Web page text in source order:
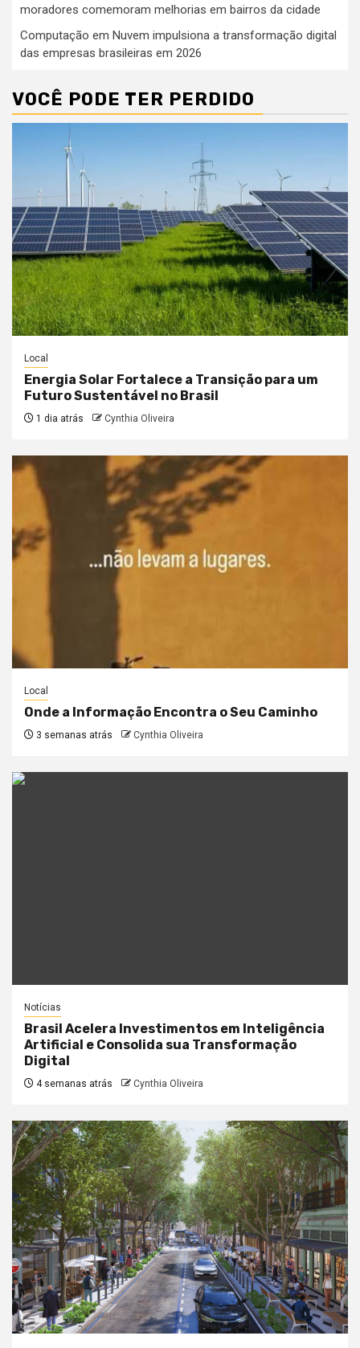
moradores comemoram melhorias em bairros da cidade
Computação em Nuvem impulsiona a transformação digital
das empresas brasileiras em 2026
VOCÊ PODE TER PERDIDO
Local
Energia Solar Fortalece a Transição para um
Futuro Sustentável no Brasil
1 dia atrás Cynthia Oliveira
Local
Onde a Informação Encontra o Seu Caminho
3 semanas atrás Cynthia Oliveira
Notícias
Brasil Acelera Investimentos em Inteligência
Artificial e Consolida sua Transformação
Digital
4 semanas atrás Cynthia Oliveira